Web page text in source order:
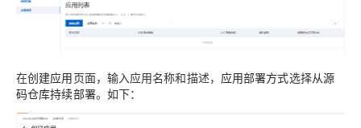
在创建应用页面，输入应用名称和描述， 应用部署方式选择从源
码仓库持续部署。如下：